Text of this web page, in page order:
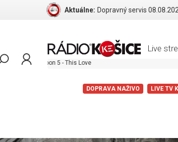
Aktuálne: Dopravný servis
Live
5 - This Love
DOPRAVA NAŽIVO LIVE TV